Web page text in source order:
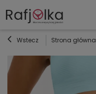
Wstecz Strona główna